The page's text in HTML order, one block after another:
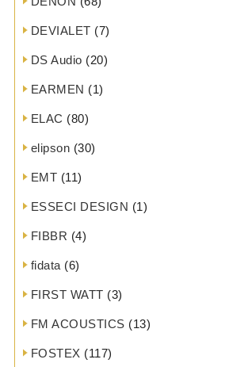
DEVIALET (7)
DS Audio (20)
EARMEN (1)
ELAC (80)
elipson (30)
EMT (11)
ESSECI DESIGN (1)
FIBBR (4)
fidata (6)
FIRST WATT (3)
FM ACOUSTICS (13)
FOSTEX (117)